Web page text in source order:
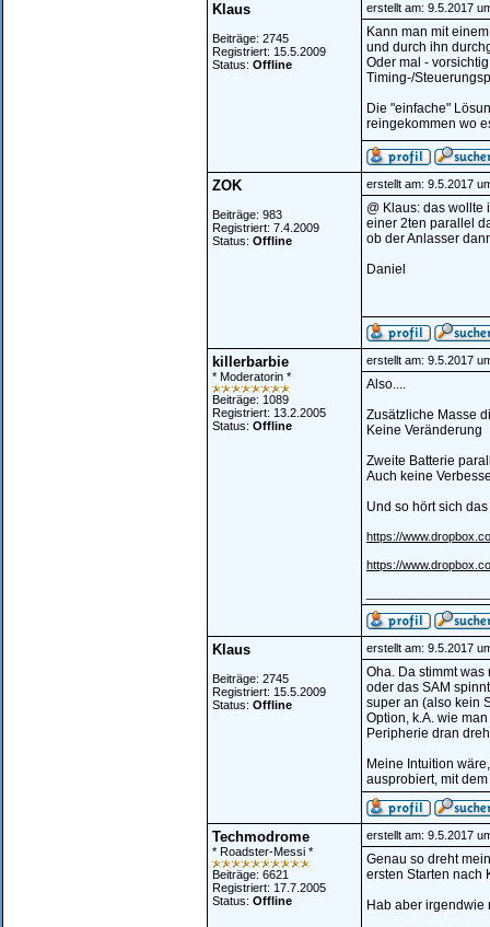
Klaus
Beiträge: 2745
Registriert: 15.5.2009
Status: Offline
erstellt am: 9.5.2017
Kann man mit
und durch ihn
Oder mal -
Timing-/
Die "einfache"
reingekommen wo
ZOK
Beiträge: 983
Registriert: 7.4.2009
Status: Offline
erstellt am: 9.5.2017
@ Klaus: das wollte
einer 2ten parallel
ob der Anlasser
Daniel
killerbarbie
* Moderatorin *
Beiträge: 1089
Registriert: 13.2.2005
Status: Offline
erstellt am: 9.5.2017
Also....
Zusätzliche Masse
Keine Veränderung
Zweite Batterie
Auch keine
Und so hört sich das
https://
https://
Klaus
Beiträge: 2745
Registriert: 15.5.2009
Status: Offline
erstellt am: 9.5.2017
Oha. Da stimmt
oder das SAM
super an (also kein
Option, k.A. wie
Peripherie dran
Meine Intuition
ausprobiert, mit
Techmodrome
* Roadster-Messi *
Beiträge: 6621
Registriert: 17.7.2005
Status: Offline
erstellt am: 9.5.2017
Genau so dreht
ersten Starten nach
Hab aber